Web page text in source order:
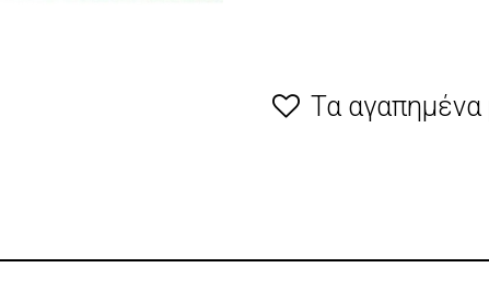
Τα αγαπημένα